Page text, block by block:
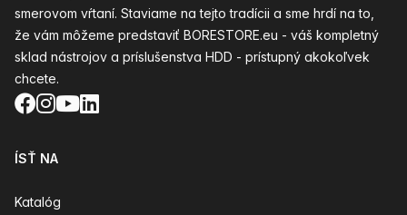
smerovom vŕtaní. Staviame na tejto tradícii a sme hrdí na to,
že vám môžeme predstaviť BORESTORE.eu - váš kompletný
sklad nástrojov a príslušenstva HDD - prístupný akokoľvek
chcete.
Facebook
Instagram
YouTube
LinkedIn
ÍSŤ NA
Katalóg